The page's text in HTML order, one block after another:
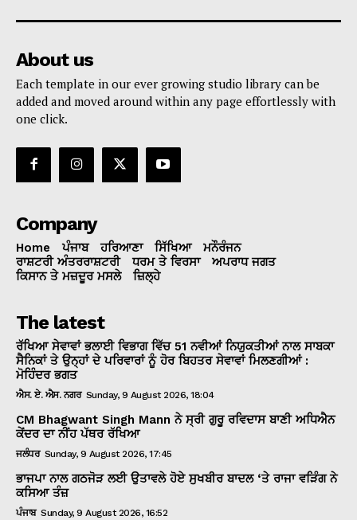
About us
Each template in our ever growing studio library can be
added and moved around within any page effortlessly with
one click.
Company
Home ਪੰਜਾਬ ਹਰਿਆਣਾ ਸਿੱਖਿਆ
ਮਨੌਰੰਜਨ
ਰਾਸ਼ਟਰੀ ਅੰਤਰਰਾਸ਼ਟਰੀ
ਧਰਮ ਤੇ ਵਿਰਸਾ
ਅਪਰਾਧ ਜਗਤ
ਕਿਸਾਨ ਤੇ ਮਜ਼ਦੂਰ ਮਸਲੇ
ਜ਼ਿਲ੍ਹੇ
The latest
ਰੱਖਿਆ ਸੇਵਾਵਾਂ ਭਲਾਈ ਵਿਭਾਗ ਵਿੱਚ 51 ਨਵੀਆਂ ਨਿਯੁਕਤੀਆਂ ਨਾਲ ਸਾਬਕਾ
ਸੈਨਿਕਾਂ ਤੇ ਉਨ੍ਹਾਂ ਦੇ ਪਰਿਵਾਰਾਂ ਨੂੰ ਹੋਰ ਬਿਹਤਰ ਸੇਵਾਵਾਂ ਮਿਲਣਗੀਆਂ :
ਮੋਹਿੰਦਰ ਭਗਤ
ਐਸ. ਏ. ਐਸ. ਨਗਰ Sunday, 9 August 2026, 18:04
CM Bhagwant Singh Mann ਨੇ ਸ੍ਰੀ ਗੁਰੂ ਰਵਿਦਾਸ ਬਾਣੀ ਅਧਿਐਨ
ਕੇਂਦਰ ਦਾ ਨੀਂਹ ਪੱਥਰ ਰੱਖਿਆ
ਜਲੰਧਰ Sunday, 9 August 2026, 17:45
ਭਾਜਪਾ ਨਾਲ ਗਠਜੋੜ ਲਈ ਉਤਾਵਲੇ ਹੋਏ ਸੁਖਬੀਰ ਬਾਦਲ ‘ਤੇ ਰਾਜਾ ਵੜਿੰਗ ਨੇ
ਕਸਿਆ ਤੰਜ਼
ਪੰਜਾਬ Sunday, 9 August 2026, 16:52